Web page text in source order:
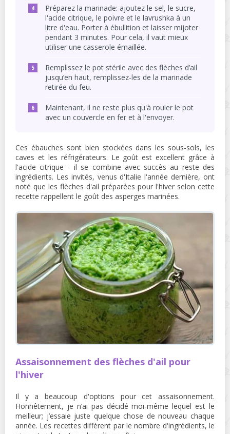
Préparez la marinade: ajoutez le sel, le sucre,
l'acide citrique, le poivre et le lavrushka à un
litre d'eau. Porter à ébullition et laisser mijoter
pendant 3 minutes. Pour cela, il vaut mieux
utiliser une casserole émaillée.
Remplissez le pot stérile avec des flèches d’ail
jusqu’en haut, remplissez-les de la marinade
retirée du feu.
Maintenant, il ne reste plus qu'à rouler le pot
avec un couvercle en fer et à l'envoyer.
Ces ébauches sont bien stockées dans les sous-sols, les
caves et les réfrigérateurs. Le goût est excellent grâce à
l'acide citrique - il se combine avec succès au reste des
ingrédients. Les invités, venus d'Italie l'année dernière, ont
noté que les flèches d'ail préparées pour l'hiver selon cette
recette rappellent le goût des asperges marinées.
Assaisonnement des flèches d'ail pour
l'hiver
Il y a beaucoup d'options pour cet assaisonnement.
Honnêtement, je n’ai pas décidé moi-même lequel est le
meilleur; j’essaie juste quelque chose de nouveau chaque
année. Les recettes diffèrent par le nombre d'ingrédients, le